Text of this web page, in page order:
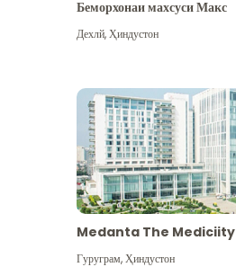
Беморхонаи махсуси Макс
Дехлй,Ҳиндустон
Medanta The Mediciity
Гуруграм,Ҳиндустон